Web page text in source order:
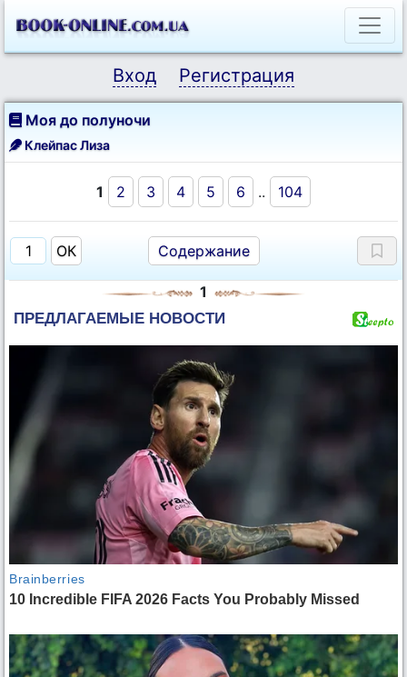
Вход Регистрация
Моя до полуночи
Клейпас Лиза
1 2 3 4 5 6 .. 104
Содержание
1